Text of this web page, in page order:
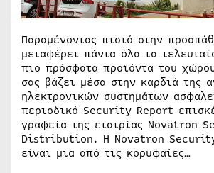
Παραμένοντας πιστό στην
μεταφέρει πάντα όλα τα
πιο πρόσφατα προϊόντα του
σας βάζει μέσα στην καρδιά της
ηλεκτρονικών συστημάτων
περιοδικό Security Report
γραφεία της εταιρίας Novatron
Distribution. Η Novatron
είναι μια από τις κορυφαίες…